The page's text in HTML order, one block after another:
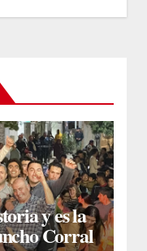
y es la
Corral